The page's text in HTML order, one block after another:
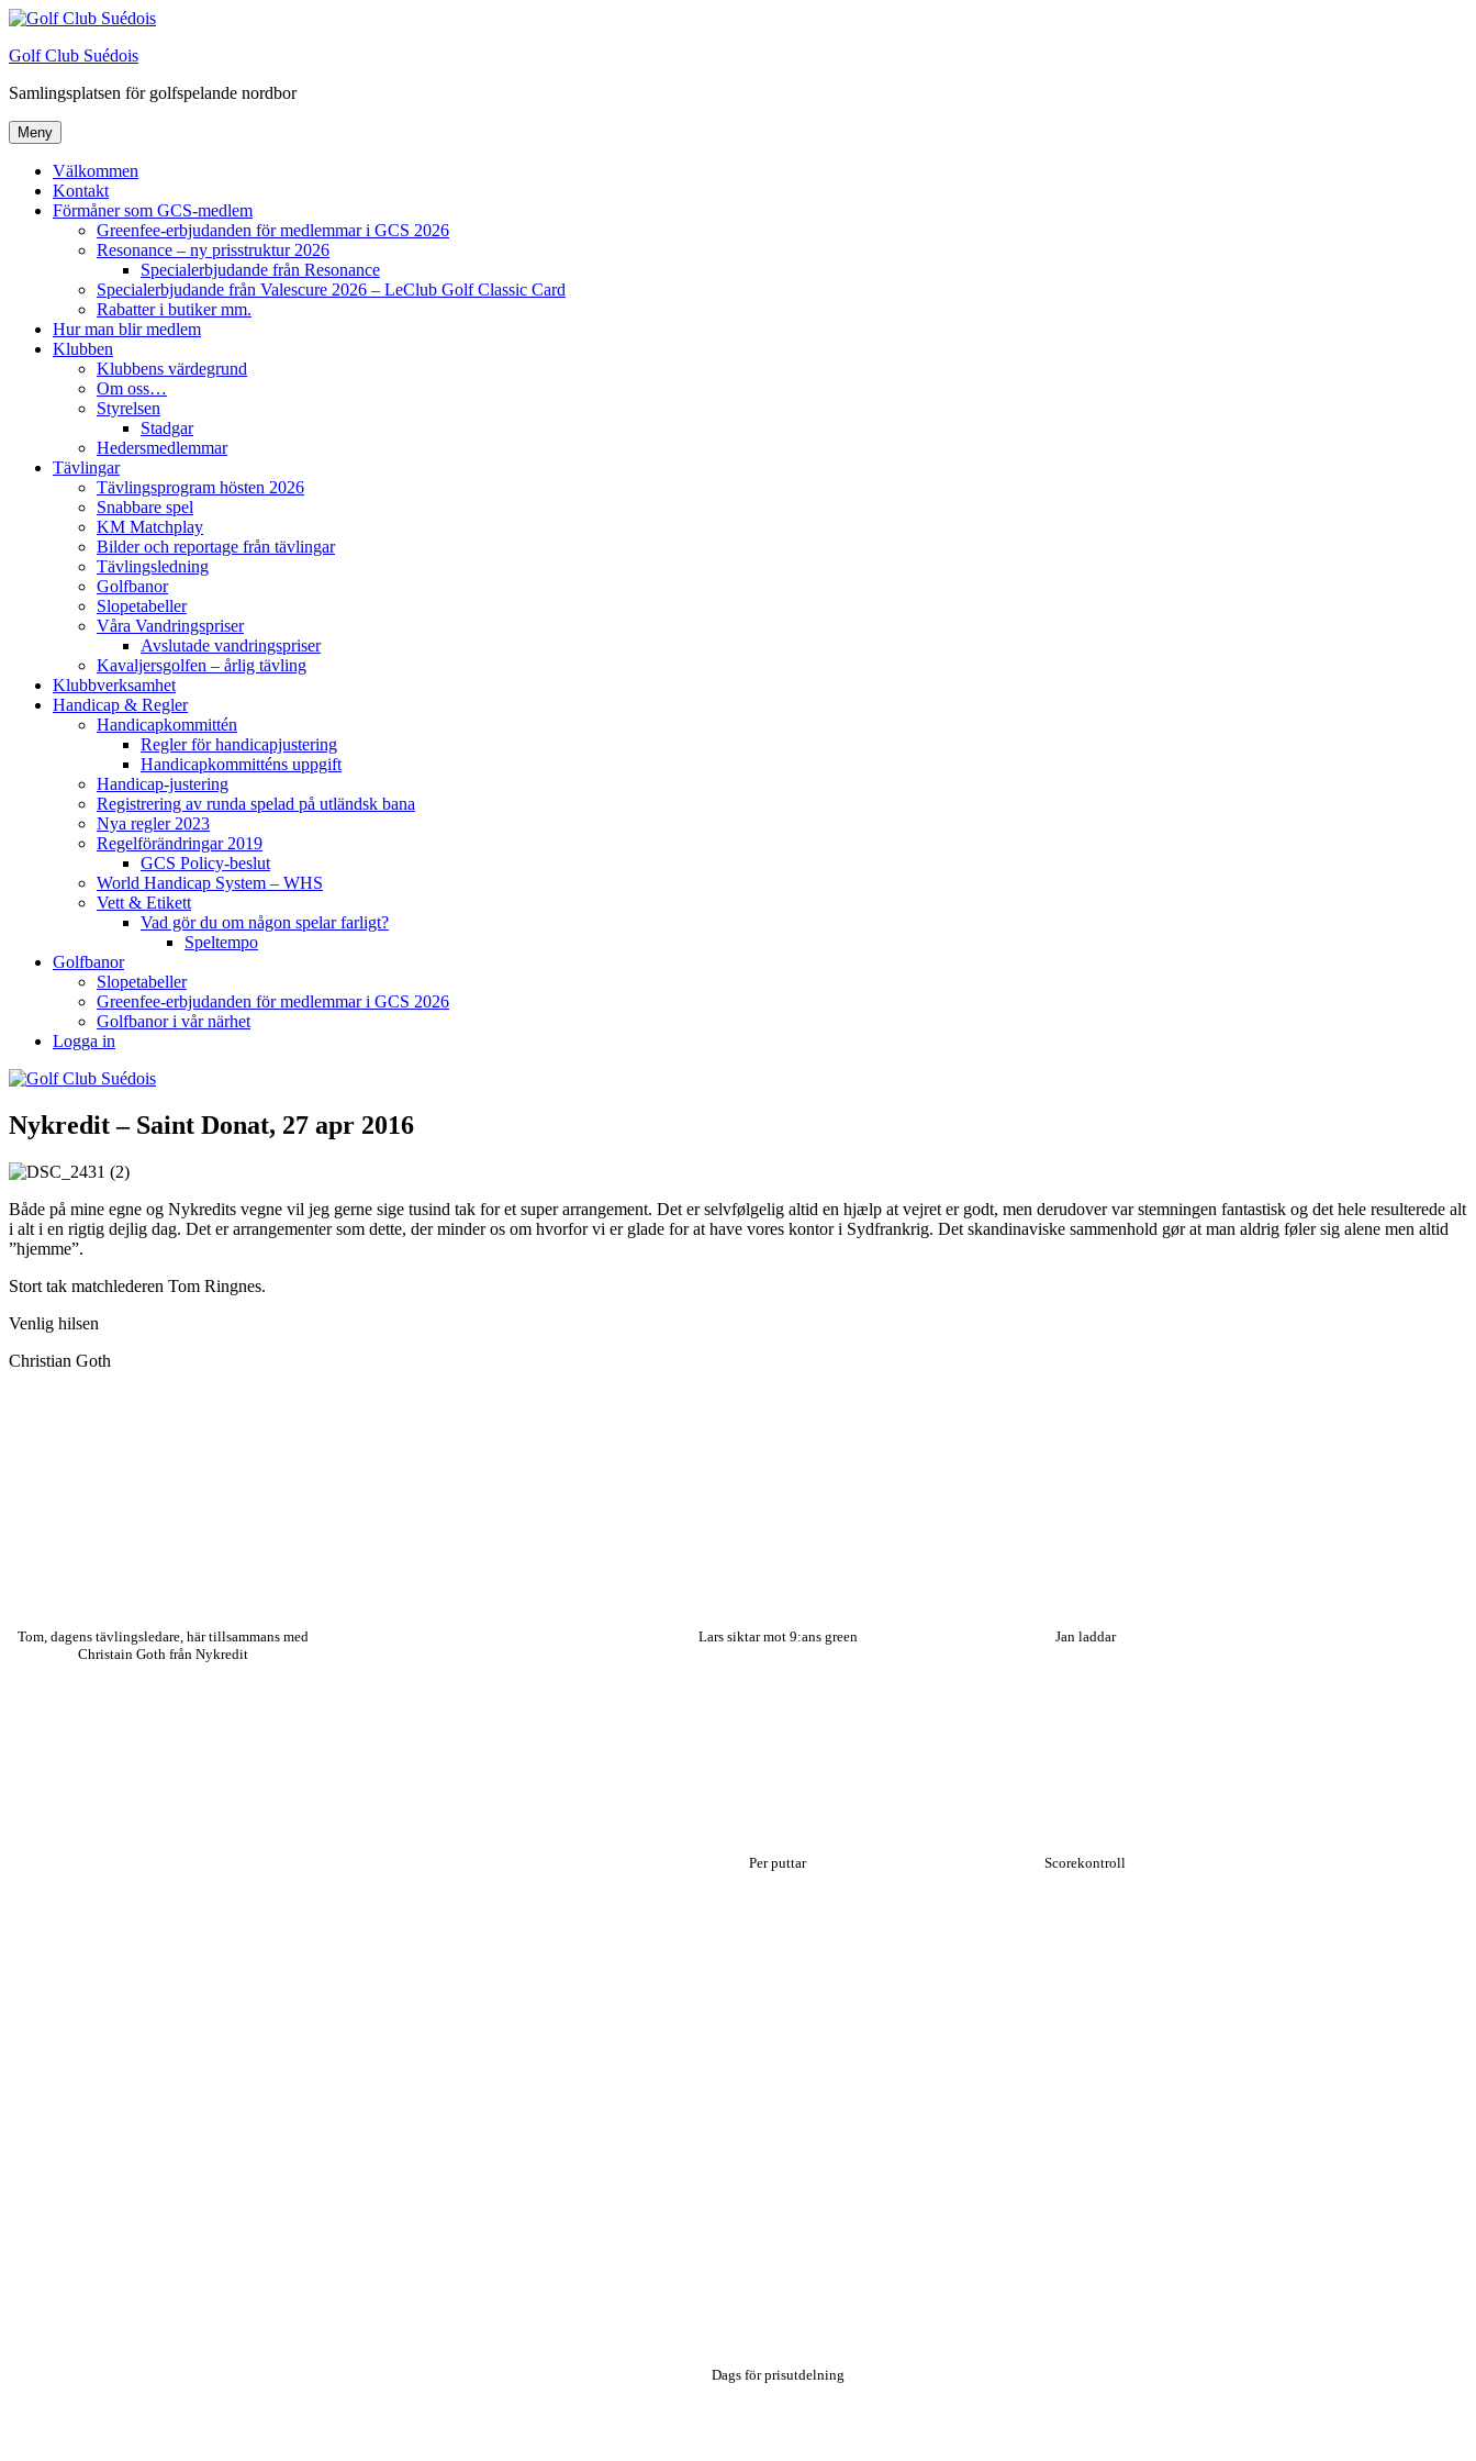
Hoppa
innehåll
Golf Club Suédois
Samlingsplatsen för golfspelande nordbor
Meny
Välkommen
Kontakt
Förmåner som GCS-medlem
Greenfee-erbjudanden för medlemmar i GCS 2026
Resonance – ny prisstruktur 2026
Specialerbjudande från Resonance
Specialerbjudande från Valescure 2026 – LeClub Golf Classic Card
Rabatter i butiker mm.
Hur man blir medlem
Klubben
Klubbens värdegrund
Om oss…
Styrelsen
Stadgar
Hedersmedlemmar
Tävlingar
Tävlingsprogram hösten 2026
Snabbare spel
KM Matchplay
Bilder och reportage från tävlingar
Tävlingsledning
Golfbanor
Slopetabeller
Våra Vandringspriser
Avslutade vandringspriser
Kavaljersgolfen – årlig tävling
Klubbverksamhet
Handicap & Regler
Handicapkommittén
Regler för handicapjustering
Handicapkommitténs uppgift
Handicap-justering
Registrering av runda spelad på utländsk bana
Nya regler 2023
Regelförändringar 2019
GCS Policy-beslut
World Handicap System – WHS
Vett & Etikett
Vad gör du om någon spelar farligt?
Speltempo
Golfbanor
Slopetabeller
Greenfee-erbjudanden för medlemmar i GCS 2026
Golfbanor i vår närhet
Logga in
Nykredit – Saint Donat, 27 apr 2016
Både på mine egne og Nykredits vegne vil jeg gerne sige tusind tak for et super arrangement. Det er selvfølgelig altid en hjælp at vejret er godt, men derudover var stemningen fantastisk og det hele resulterede alt
i alt i en rigtig dejlig dag. Det er arrangementer som dette, der minder os om hvorfor vi er glade for at have vores kontor i Sydfrankrig. Det skandinaviske sammenhold gør at man aldrig føler sig alene men altid
”hjemme”.
Stort tak matchlederen Tom Ringnes.
Venlig hilsen
Christian Goth
Tom, dagens tävlingsledare, här tillsammans med
Christain Goth från Nykredit
Lars siktar mot 9:ans green Jan laddar
Per puttar Scorekontroll
Dags för prisutdelning